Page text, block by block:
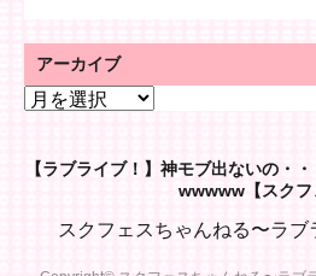
アーカイブ
ア
イ【ラブライブ！】神モブ出ないの・
wwwww【スクフ
スクフェスちゃんねる〜ラ